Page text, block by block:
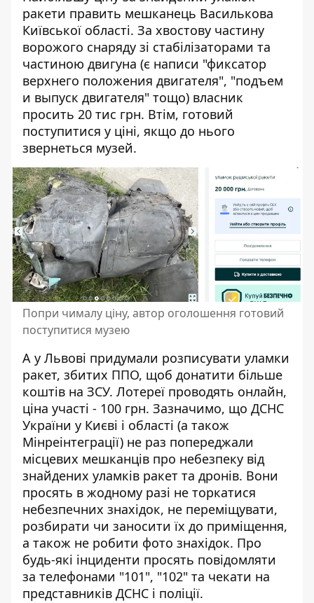
ракети править мешканець Василькова
Київської області. За хвостову частину
ворожого снаряду зі стабілізаторами та
частиною двигуна (є написи "фиксатор
верхнего положения двигателя", "подъем
и выпуск двигателя" тощо) власник
просить 20 тис грн. Втім, готовий
поступитися у ціні, якщо до нього
звернеться музей.
Попри чималу ціну, автор оголошення готовий
поступитися музею
А у Львові придумали розписувати уламки
ракет, збитих ППО, щоб донатити більше
коштів на ЗСУ. Лотереї проводять онлайн,
ціна участі - 100 грн. Зазначимо, що ДСНС
України у Києві і області (а також
Мінреінтеграції) не раз попереджали
місцевих мешканців про небезпеку від
знайдених уламків ракет та дронів. Вони
просять в жодному разі не торкатися
небезпечних знахідок, не переміщувати,
розбирати чи заносити їх до приміщення,
а також не робити фото знахідок. Про
будь-які інциденти просять повідомляти
за телефонами "101", "102" та чекати на
представників ДСНС і поліції.